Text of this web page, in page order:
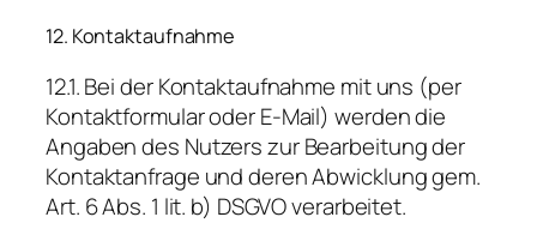
12. Kontaktaufnahme
12.1. Bei der Kontaktaufnahme mit uns (per
Kontaktformular oder E-Mail) werden die
Angaben des Nutzers zur Bearbeitung der
Kontaktanfrage und deren Abwicklung gem.
Art. 6 Abs. 1 lit. b) DSGVO verarbeitet.